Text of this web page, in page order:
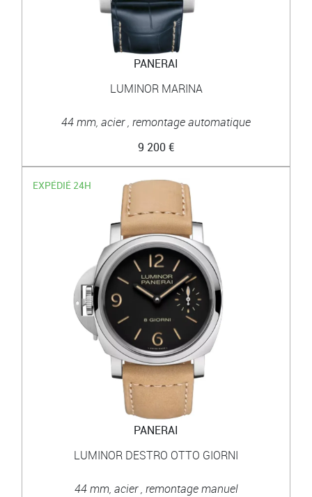
PANERAI
LUMINOR MARINA
44 mm, acier , remontage automatique
9 200 €
EXPÉDIÉ 24H
PANERAI
LUMINOR DESTRO OTTO GIORNI
44 mm, acier , remontage manuel